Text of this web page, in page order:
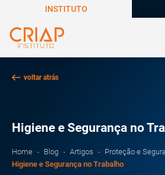
INSTITUTO
voltar atrás
Higiene e Segurança no
Home Blog Artigos
Proteção e
Higiene e Segurança no Trabalho